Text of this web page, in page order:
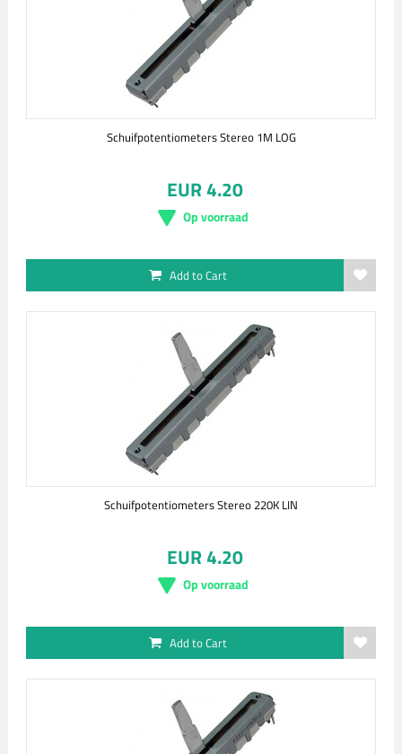
Schuifpotentiometers Stereo 1M LOG
EUR 4.20
Op voorraad
Add to Cart
Schuifpotentiometers Stereo 220K LIN
EUR 4.20
Op voorraad
Add to Cart